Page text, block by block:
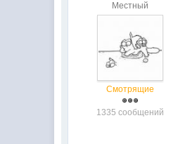
Местный
Смотрящие
1335 сообщений